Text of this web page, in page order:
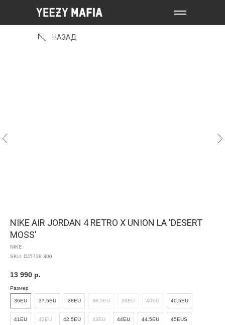
НАЗАД
NIKE AIR JORDAN 4 RETRO X UNION LA 'DESERT
MOSS'
NIKE
SKU: DJ5718 300
13 990 р.
Размер
36EU 37.5EU 38EU 38.5EU 39EU 40EU 40.5EU
41EU 42EU 42.5EU 43EU 44EU 44.5EU 45EUS